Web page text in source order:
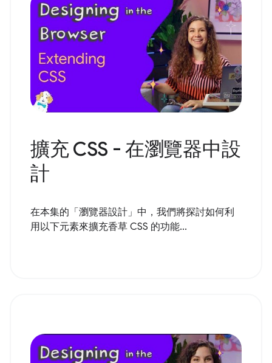
擴充 CSS - 在瀏覽器中設
計
在本集的「瀏覽器設計」中，我們將探討如何利
用以下元素來擴充香草 CSS 的功能...